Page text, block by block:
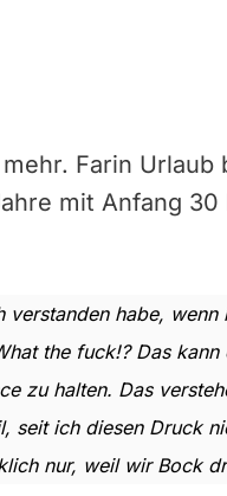
Farin Urlaub
mit Anfang
habe,
the fuck!? Das
zu halten. Das
seit ich diesen Druck
nur, weil wir Bock